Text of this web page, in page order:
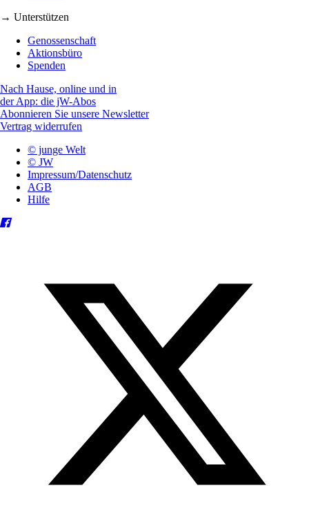
→ Unterstützen
Genossenschaft
Aktionsbüro
Spenden
Nach Hause, online und in
der App: die jW-Abos
Abonnieren Sie unsere Newsletter
Vertrag widerrufen
© junge Welt
© JW
Impressum/Datenschutz
AGB
Hilfe